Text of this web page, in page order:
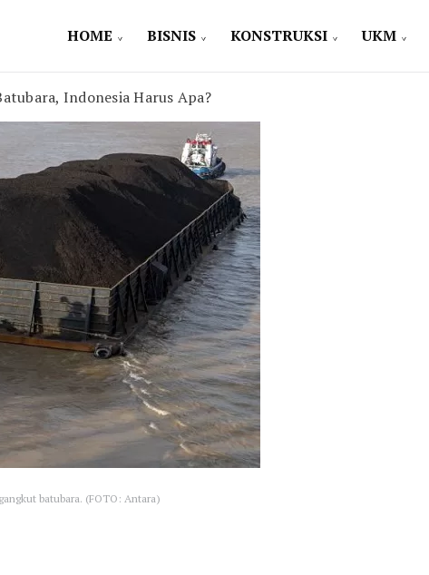
HOME BISNIS KONSTRUKSI UKM
Indonesia Harus Apa?
batubara. (FOTO: Antara)